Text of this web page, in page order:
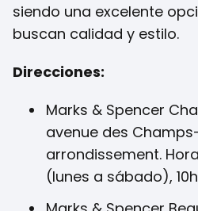
siendo una excelente
buscan calidad y estilo.
Direcciones:
Marks & Spencer
avenue des
arrondissement.
(lunes a sábado),